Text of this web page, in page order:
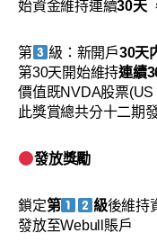
始資金維持連續30天
第 級：新開戶30天
第30天開始維持連續
價值既NVDA股票(US
此獎賞總共分十二期
發放獎勵
鎖定第 級後維持
發放至Webull賬戶